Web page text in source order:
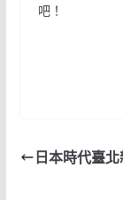
吧！
日本時代臺